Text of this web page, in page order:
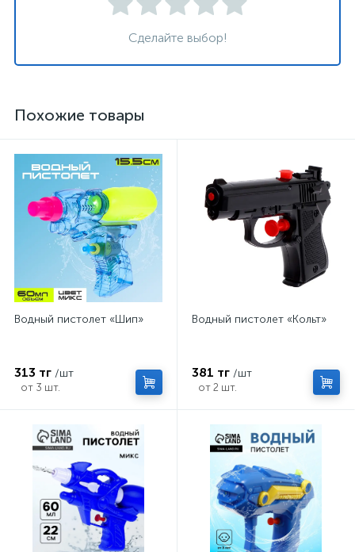
Сделайте выбор!
Похожие товары
Водный пистолет «Шип»
313 тг /шт
от 3 шт.
Водный пистолет «Кольт»
381 тг /шт
от 2 шт.